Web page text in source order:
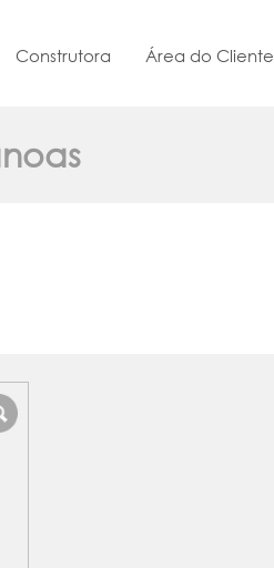
Construtora Área do Cliente